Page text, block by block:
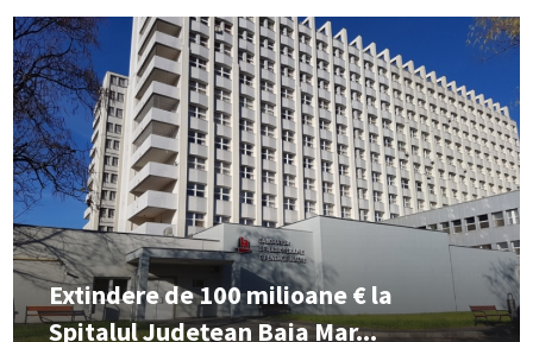
Extindere de 100 milioane € la
Spitalul Județean Baia Mar...